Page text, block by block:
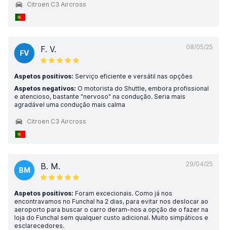
Citroen C3 Aircross
08/05/25
FV F. V.
Aspetos positivos: Serviço eficiente e versátil nas opções
Aspetos negativos: O motorista do Shuttle, embora profissional
e atencioso, bastante "nervoso" na condução. Seria mais
agradável uma condução mais calma
Citroen C3 Aircross
29/04/25
BM B. M.
Aspetos positivos: Foram excecionais. Como já nos
encontravamos no Funchal ha 2 dias, para evitar nos deslocar ao
aeroporto para buscar o carro deram-nos a opção de o fazer na
loja do Funchal sem qualquer custo adicional. Muito simpáticos e
esclarecedores.